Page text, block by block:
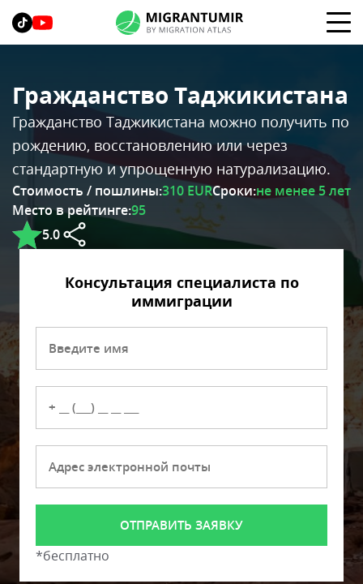
Гражданство Таджикистана
Гражданство Таджикистана можно получить по
рождению, восстановлению или через
стандартную и упрощенную натурализацию.
Стоимость / пошлины:310 EURСроки:не менее 5 лет
Место в рейтинге:95
5.0
Консультация специалиста по
иммиграции
*бесплатно